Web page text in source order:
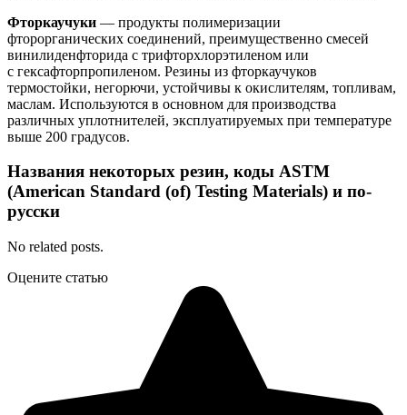
Фторкаучуки — продукты полимеризации
фторорганических соединений, преимущественно смесей
винилиденфторида с трифторхлорэтиленом или
с гексафторпропиленом. Резины из фторкаучуков
термостойки, негорючи, устойчивы к окислителям, топливам,
маслам. Используются в основном для производства
различных уплотнителей, эксплуатируемых при температуре
выше 200 градусов.
Названия некоторых резин, коды ASTM
(American Standard (of) Testing Materials) и по-
русски
No related posts.
Оцените статью